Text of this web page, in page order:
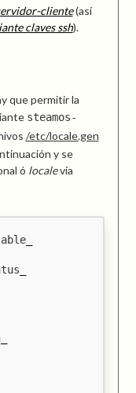
cliente(así
claves ssh).
que permitir la
steamos-
/etc/locale.gen
y se
ó localevía